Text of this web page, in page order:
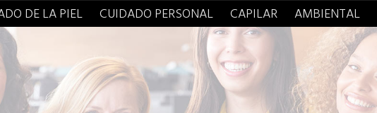
DE LA PIEL CUIDADO PERSONAL CAPILAR AMBIENTAL